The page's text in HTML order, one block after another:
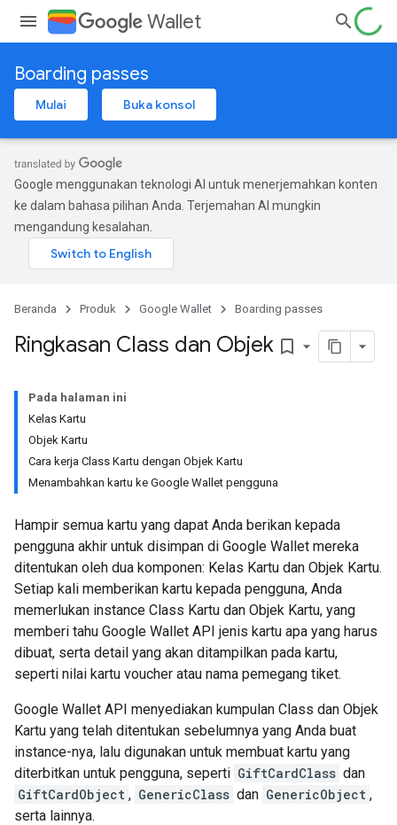
Wallet
Boarding passes
Mulai Buka konsol
Google menggunakan teknologi AI untuk menerjemahkan konten
ke dalam bahasa pilihan Anda. Terjemahan AI mungkin
mengandung kesalahan.
Beranda Produk Google Wallet Boarding passes
Ringkasan Class dan Objek bookmark_border
Pada halaman ini
Kelas Kartu
Objek Kartu
Cara kerja Class Kartu dengan Objek Kartu
Menambahkan kartu ke Google Wallet pengguna
Hampir semua kartu yang dapat Anda berikan kepada
pengguna akhir untuk disimpan di Google Wallet mereka
ditentukan oleh dua komponen: Kelas Kartu dan Objek Kartu.
Setiap kali memberikan kartu kepada pengguna, Anda
memerlukan instance Class Kartu dan Objek Kartu, yang
memberi tahu Google Wallet API jenis kartu apa yang harus
dibuat, serta detail yang akan ditampilkan pada kartu,
seperti nilai kartu voucher atau nama pemegang tiket.
Google Wallet API menyediakan kumpulan Class dan Objek
Kartu yang telah ditentukan sebelumnya yang Anda buat
instance-nya, lalu digunakan untuk membuat kartu yang
diterbitkan untuk pengguna, seperti GiftCardClass dan
GiftCardObject , GenericClass dan GenericObject ,
serta lainnya.